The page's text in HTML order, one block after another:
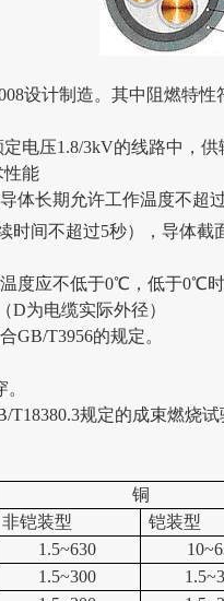
设计制造。其中阻燃特性
电压1.8/3kV的线路中，供
性能
体长期允许工作温度不超
时间不超过5秒），导体截
度应不低于0℃ ，低于0℃
D为电缆实际外径）
GB/T3956的规定。
T18380.3规定的成束燃烧
铜
非铠装型
铠装型
1.5~630
1.5~300